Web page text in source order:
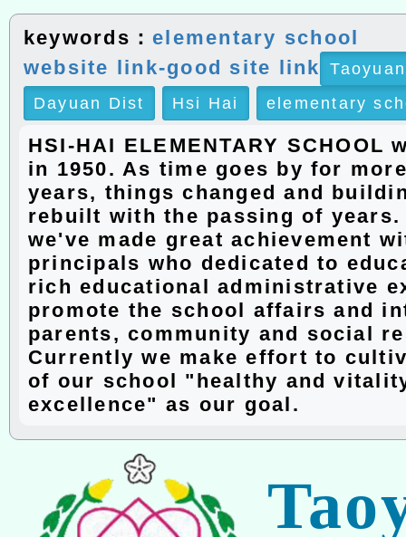
keywords： elementary school
website link-good site link
Dayuan Dist
Hsi Hai elementary
HSI-HAI ELEMENTARY SCHOOL
in 1950. As time goes by for
years, things changed and
rebuilt with the passing of years.
we've made great achievement
principals who dedicated to
rich educational administrative
promote the school affairs and
parents, community and social
Currently we make effort to
of our school "healthy and
excellence" as our goal.